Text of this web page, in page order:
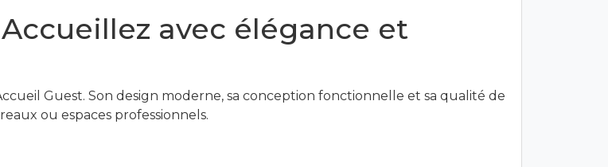
avec élégance et
Guest. Son design moderne, sa conception fonctionnelle et sa qualité de
ou espaces professionnels.